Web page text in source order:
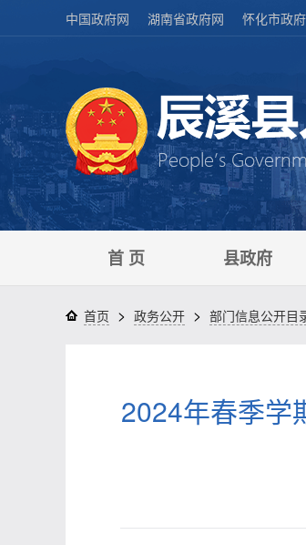
中国政府网 湖南省政府网 怀化市政
首 页 县政府
首页 > 政务公开 > 部门信息公开目
2024年春季学